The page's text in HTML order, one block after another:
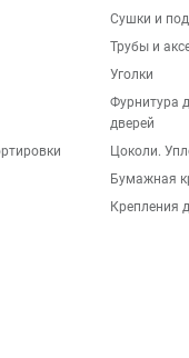
Сушки и
Трубы и
Уголки
Фурнитура
дверей
Цоколи.
Бумажная
Крепления